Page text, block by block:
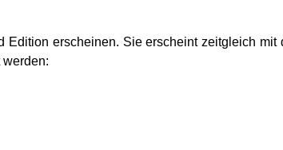
Edition erscheinen. Sie erscheint zeitgleich mit